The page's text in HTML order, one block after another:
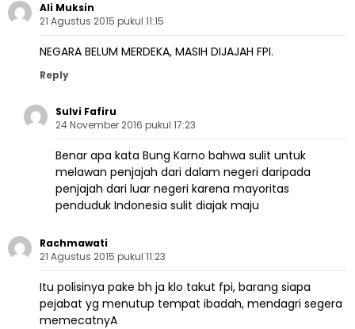
Ali Muksin
21 Agustus 2015 pukul 11:15
NEGARA BELUM MERDEKA, MASIH DIJAJAH FPI.
Reply
Sulvi Fafiru
24 November 2016 pukul 17:23
Benar apa kata Bung Karno bahwa sulit untuk
melawan penjajah dari dalam negeri daripada
penjajah dari luar negeri karena mayoritas
penduduk Indonesia sulit diajak maju
Rachmawati
21 Agustus 2015 pukul 11:23
Itu polisinya pake bh ja klo takut fpi, barang siapa
pejabat yg menutup tempat ibadah, mendagri segera
memecatnyA